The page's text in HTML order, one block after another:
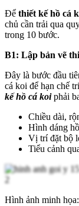
Để thiết kế hồ cá
chủ cần trải qua
trong 10 bước.
B1: Lập bản vẽ
Đây là bước đầu
cá koi để hạn chế
kế hồ cá koiphải
Chiều dài,
Hình dáng hồ
Vị trí đặt bộ
Tiểu cảnh
Hình ảnh minh